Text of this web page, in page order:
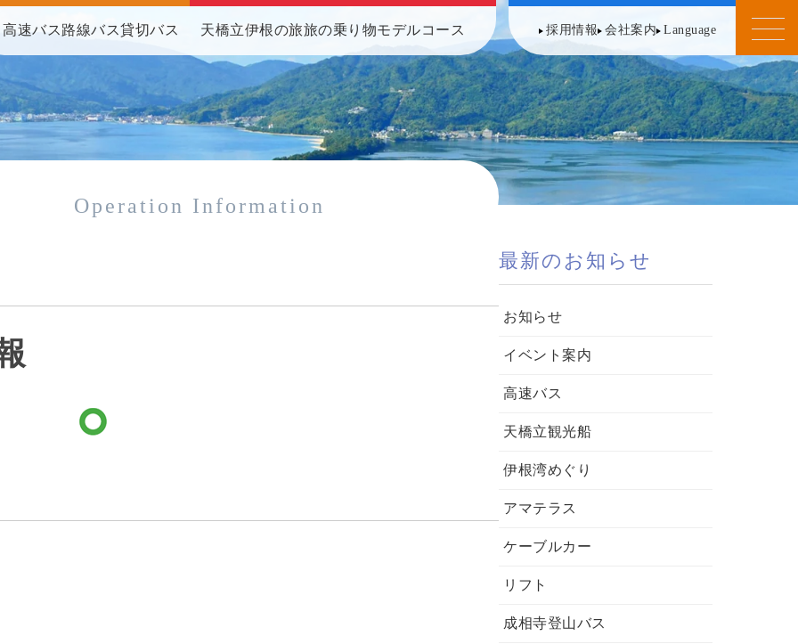
高速バス路線バス貸切バス 天橋立伊根の旅旅の乗り物モデルコース 採用情報 会社案内 Language
Operation Information
最新のお知らせ
お知らせ
イベント案内
高速バス
天橋立観光船
伊根湾めぐり
アマテラス
ケーブルカー
リフト
成相寺登山バス